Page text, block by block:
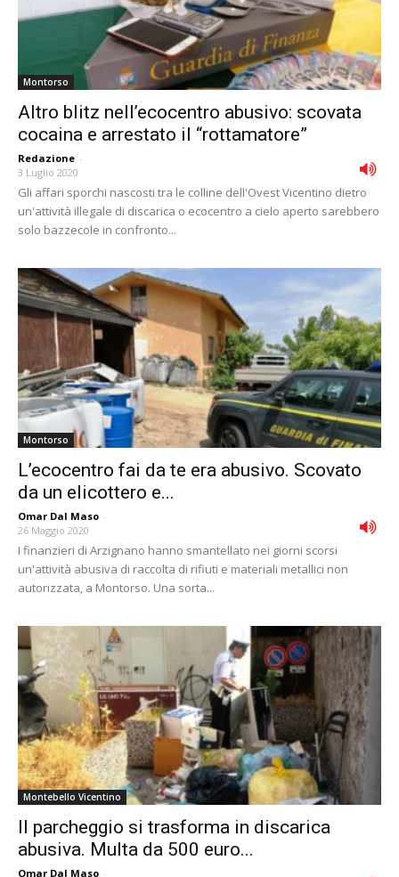
Montorso
Altro blitz nell’ecocentro abusivo: scovata
cocaina e arrestato il “rottamatore”
Redazione -
3 Luglio 2020
Gli affari sporchi nascosti tra le colline dell'Ovest Vicentino dietro
un'attività illegale di discarica o ecocentro a cielo aperto sarebbero
solo bazzecole in confronto...
Montorso
L’ecocentro fai da te era abusivo. Scovato
da un elicottero e...
Omar Dal Maso -
26 Maggio 2020
I finanzieri di Arzignano hanno smantellato nei giorni scorsi
un'attività abusiva di raccolta di rifiuti e materiali metallici non
autorizzata, a Montorso. Una sorta...
Montebello Vicentino
Il parcheggio si trasforma in discarica
abusiva. Multa da 500 euro...
Omar Dal Maso -